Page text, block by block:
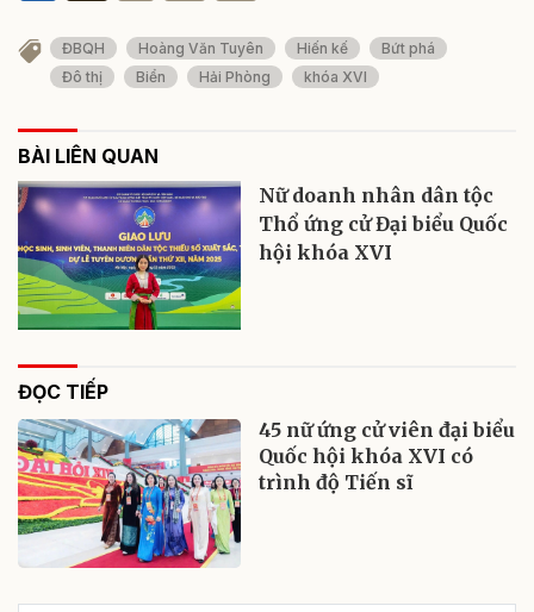
ĐBQH Hoàng Văn Tuyên Hiến kế
Bứt phá
Đô thị
Biển Hải Phòng khóa XVI
BÀI LIÊN QUAN
Nữ doanh nhân dân tộc
Thổ ứng cử Đại biểu Quốc
hội khóa XVI
ĐỌC TIẾP
45 nữ ứng cử viên đại biểu
Quốc hội khóa XVI có
trình độ Tiến sĩ